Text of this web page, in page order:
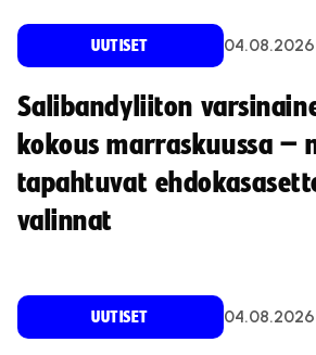
UUTISET 04.08.2026
Salibandyliiton
kokous marraskuussa –
tapahtuvat
valinnat
UUTISET 04.08.2026